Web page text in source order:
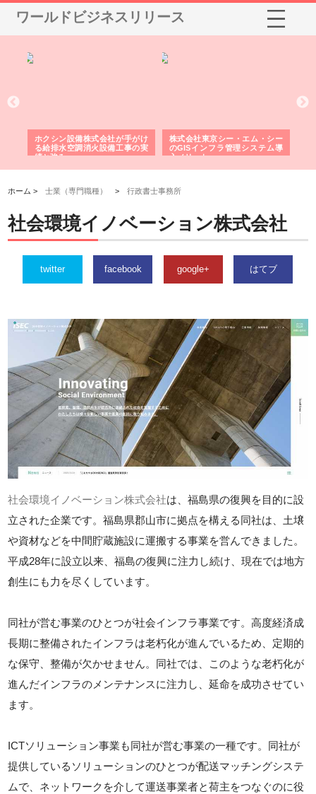
ワールドビジネスリリース
ホクシン設備株式会社が手がけ
る給排水空調消火設備工事の実
績と強み
株式会社東京シー・エム・シー
のGISインフラ管理システム導
入メリット
ホーム >士業（専門職種） >行政書士事務所
社会環境イノベーション株式会社
twitter facebook google+ はてブ
社会環境イノベーション株式会社は、福島県の復興を目的に設
立された企業です。福島県郡山市に拠点を構える同社は、土壌
や資材などを中間貯蔵施設に運搬する事業を営んできました。
平成28年に設立以来、福島の復興に注力し続け、現在では地方
創生にも力を尽くしています。
同社が営む事業のひとつが社会インフラ事業です。高度経済成
長期に整備されたインフラは老朽化が進んでいるため、定期的
な保守、整備が欠かせません。同社では、このような老朽化が
進んだインフラのメンテナンスに注力し、延命を成功させてい
ます。
ICTソリューション事業も同社が営む事業の一種です。同社が
提供しているソリューションのひとつが配送マッチングシステ
ムで、ネットワークを介して運送事業者と荷主をつなぐのに役